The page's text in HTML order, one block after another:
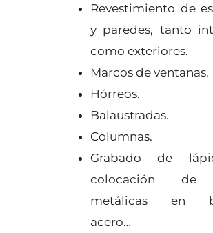
Revestimiento de
y paredes, tanto
como exteriores.
Marcos de ventanas.
Hórreos.
Balaustradas.
Columnas.
Grabado de
colocación de
metálicas en
acero…